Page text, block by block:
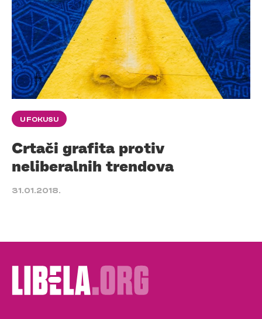
U FOKUSU
Crtači grafita protiv
neliberalnih trendova
31.01.2018.